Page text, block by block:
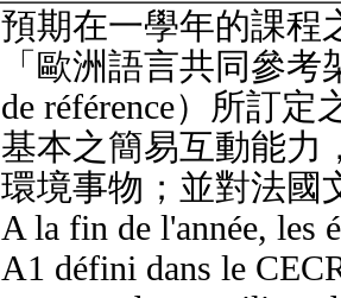
預期在一學年的課程
「歐洲語言共同參考
de référence）所訂
基本之簡易互動能力
環境事物；並對法國
A la fin de l'année, les
A1 défini dans le